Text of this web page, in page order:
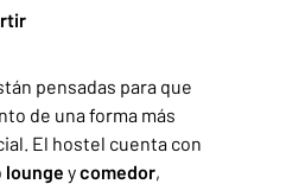
pensadas para que
de una forma más
El hostel cuenta con
lounge ycomedor,